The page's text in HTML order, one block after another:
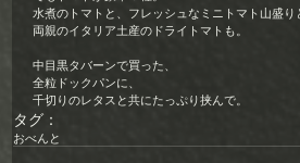
水煮のトマトと、フレッシュなミニトマト山盛
両親のイタリア土産のドライトマトも。
中目黒タバーンで買った、
全粒ドックパンに、
千切りのレタスと共にたっぷり挟んで。
タグ：
おべんと